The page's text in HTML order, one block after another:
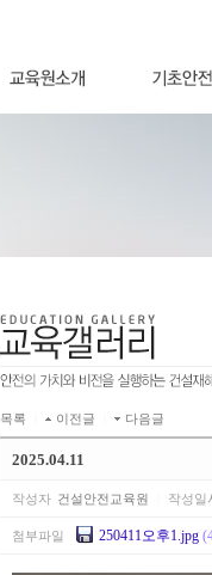
목록 이전글 다음글
2025.04.11
작성자 건설안전교육원 작성일
첨부파일 250411오후1.jpg